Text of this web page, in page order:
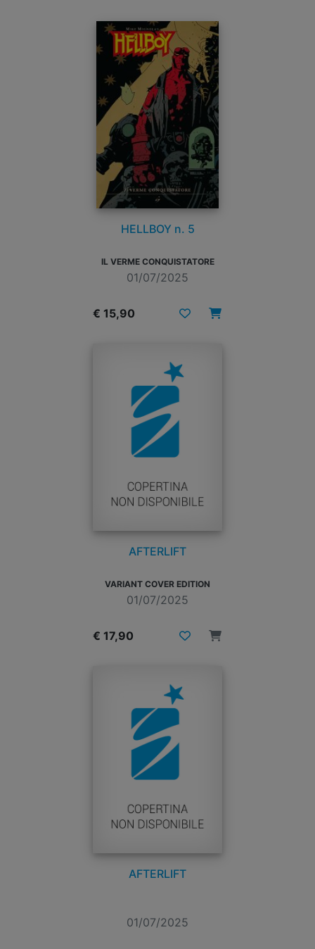
HELLBOY n. 5
IL VERME CONQUISTATORE
01/07/2025
€ 15,90
AFTERLIFT
VARIANT COVER EDITION
01/07/2025
€ 17,90
AFTERLIFT
01/07/2025